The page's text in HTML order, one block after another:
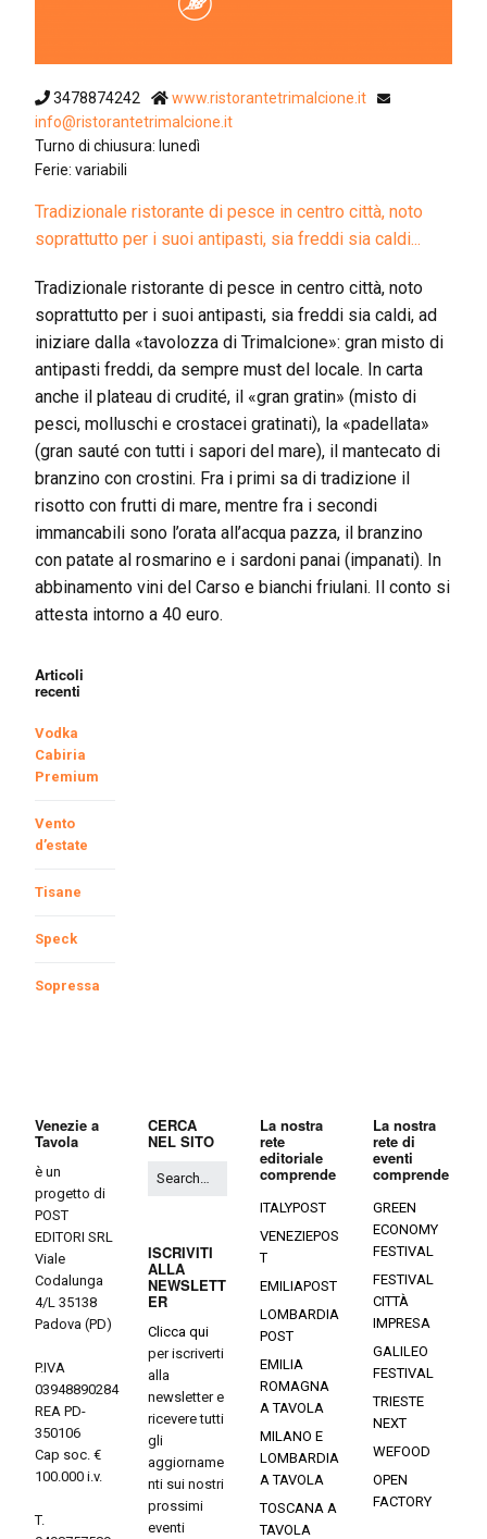
3478874242
www.ristorantetrimalcione.it
info@ristorantetrimalcione.it
Turno di chiusura: lunedì
Ferie: variabili
Tradizionale ristorante di pesce in centro città, noto
soprattutto per i suoi antipasti, sia freddi sia caldi...
Tradizionale ristorante di pesce in centro città, noto
soprattutto per i suoi antipasti, sia freddi sia caldi, ad
iniziare dalla «tavolozza di Trimalcione»: gran misto di
antipasti freddi, da sempre must del locale. In carta
anche il plateau di crudité, il «gran gratin» (misto di
pesci, molluschi e crostacei gratinati), la «padellata»
(gran sauté con tutti i sapori del mare), il mantecato di
branzino con crostini. Fra i primi sa di tradizione il
risotto con frutti di mare, mentre fra i secondi
immancabili sono l’orata all’acqua pazza, il branzino
con patate al rosmarino e i sardoni panai (impanati). In
abbinamento vini del Carso e bianchi friulani. Il conto si
attesta intorno a 40 euro.
Articoli
recenti
Vodka
Cabiria
Premium
Vento
d’estate
Tisane
Speck
Sopressa
Venezie a
Tavola
è un
progetto di
POST
EDITORI SRL
Viale
Codalunga
4/L 35138
Padova (PD)
P.IVA
03948890284
REA PD-
350106
Cap soc. €
100.000 i.v.
T.
CERCA
NEL SITO
ISCRIVITI
ALLA
NEWSLETT
ER
Clicca qui
per iscriverti
alla
newsletter e
ricevere tutti
gli
aggiorname
nti sui nostri
prossimi
eventi
La nostra
rete
editoriale
comprende
ITALYPOST
VENEZIEPOS
T
EMILIAPOST
LOMBARDIA
POST
EMILIA
ROMAGNA
A TAVOLA
MILANO E
LOMBARDIA
A TAVOLA
TOSCANA A
TAVOLA
La nostra
rete di
eventi
comprende
GREEN
ECONOMY
FESTIVAL
FESTIVAL
CITTÀ
IMPRESA
GALILEO
FESTIVAL
TRIESTE
NEXT
WEFOOD
OPEN
FACTORY